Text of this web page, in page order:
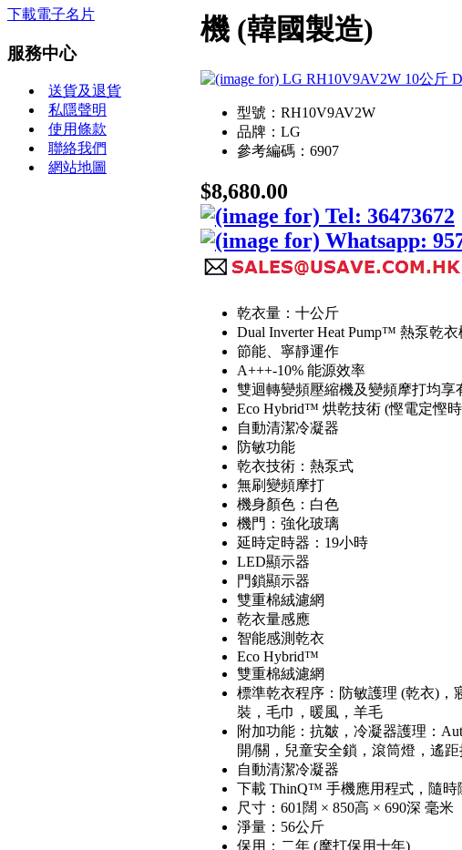
下載電子名片
服務中心
送貨及退貨
私隱聲明
使用條款
聯絡我們
網站地圖
機 (韓國製造)
型號：RH10V9AV2W
品牌：LG
參考編碼：6907
$8,680.00
乾衣量：十公斤
Dual Inverter Heat Pump™ 熱泵乾衣
節能、寧靜運作
A+++-10% 能源效率
雙迴轉變頻壓縮機及變頻摩打均享
Eco Hybrid™ 烘乾技術 (慳電定慳
自動清潔冷凝器
防敏功能
乾衣技術：熱泵式
無刷變頻摩打
機身顏色：白色
機門：強化玻璃
延時定時器：19小時
LED顯示器
門鎖顯示器
雙重棉絨濾網
乾衣量感應
智能感測乾衣
Eco Hybrid™
雙重棉絨濾網
標準乾衣程序：防敏護理 (乾衣)，
裝，毛巾，暖風，羊毛
附加功能：抗皺，冷凝器護理：
開/關，兒童安全鎖，滾筒燈，遙距
自動清潔冷凝器
下載 ThinQ™ 手機應用程式，隨時
尺寸：601闊 × 850高 × 690深 毫米
淨量：56公斤
保用：二年 (摩打保用十年)